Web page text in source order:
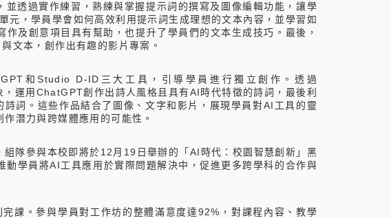
過實作練習，熟練與掌握提示詞的撰寫及圖像編輯功能，讓學
，學員學會如何高效利用提示詞生成理想的文本內容，並學習如
及創意項目具有幫助，也提升了學員們的文本生成技巧。最後，
文本，創作出有趣的影片專案。
和Studio D-ID三大工具，引導學員進行獨立創作。透過
運用ChatGPT創作出詩人風格且具有AI時代特徵的詩詞，最後利
詞。這些作品結合了圖像、文字和影片，展現學員對AI工具的靈
潛力與跨媒體應用的可能性。
參與本校即將於12月19日舉辦的「AI時代：校園智慧創新」黑
學員將AI工具應用於實際問題解決中，促進更多跨學科的合作與
。參與學員對工作坊的整體滿意度達92%，對課程內容、教學